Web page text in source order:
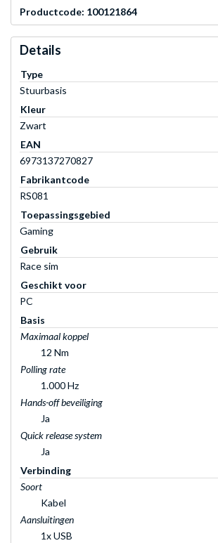
Productcode: 100121864
Details
Type
Stuurbasis
Kleur
Zwart
EAN
6973137270827
Fabrikantcode
RS081
Toepassingsgebied
Gaming
Gebruik
Race sim
Geschikt voor
PC
Basis
Maximaal koppel
12 Nm
Polling rate
1.000 Hz
Hands-off beveiliging
Ja
Quick release system
Ja
Verbinding
Soort
Kabel
Aansluitingen
1x USB